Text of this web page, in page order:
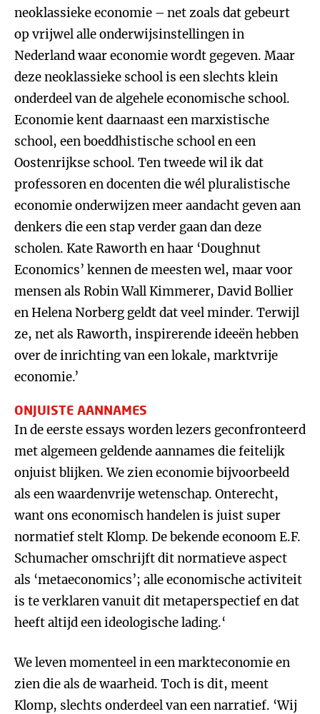
neoklassieke economie – net zoals dat gebeurt
op vrijwel alle onderwijsinstellingen in
Nederland waar economie wordt gegeven. Maar
deze neoklassieke school is een slechts klein
onderdeel van de algehele economische school.
Economie kent daarnaast een marxistische
school, een boeddhistische school en een
Oostenrijkse school. Ten tweede wil ik dat
professoren en docenten die wél pluralistische
economie onderwijzen meer aandacht geven aan
denkers die een stap verder gaan dan deze
scholen. Kate Raworth en haar ‘Doughnut
Economics’ kennen de meesten wel, maar voor
mensen als Robin Wall Kimmerer, David Bollier
en Helena Norberg geldt dat veel minder. Terwijl
ze, net als Raworth, inspirerende ideeën hebben
over de inrichting van een lokale, marktvrije
economie.’
ONJUISTE AANNAMES
In de eerste essays worden lezers geconfronteerd
met algemeen geldende aannames die feitelijk
onjuist blijken. We zien economie bijvoorbeeld
als een waardenvrije wetenschap. Onterecht,
want ons economisch handelen is juist super
normatief stelt Klomp. De bekende econoom E.F.
Schumacher omschrijft dit normatieve aspect
als ‘metaeconomics’; alle economische activiteit
is te verklaren vanuit dit metaperspectief en dat
heeft altijd een ideologische lading.‘
We leven momenteel in een markteconomie en
zien die als de waarheid. Toch is dit, meent
Klomp, slechts onderdeel van een narratief. ‘Wij